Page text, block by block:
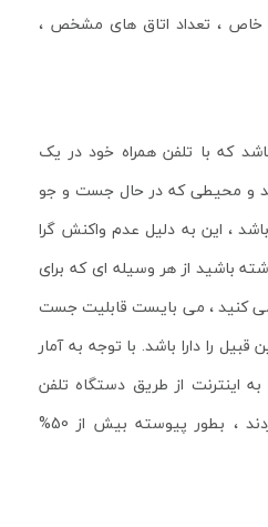
، تعداد اتاق های مشخص ،
که با تلفن همراه خود در یک
و محیطی که در حال جست و جو
، این به دلیل عدم واکنش گرا
باشید از هر وسیله ای که برای
کنید ، می بایست قابلیت جست
را دارا باشد. با توجه به آمار
که به اینترنت از طریق دستگاه تلفن
همراه خود دسترسی پیدا کردند ، بطور پیوسته بیش از 50%